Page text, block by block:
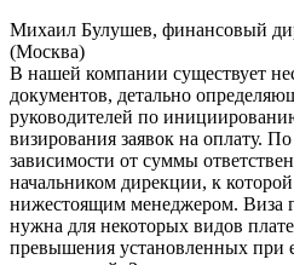
Михаил Булушев, финансовый
(Москва)
В нашей компании существует
документов, детально
руководителей по
визирования заявок на оплату.
зависимости от суммы
начальником дирекции, к
нижестоящим менеджером. Виза
нужна для некоторых видов
превышения установленных при